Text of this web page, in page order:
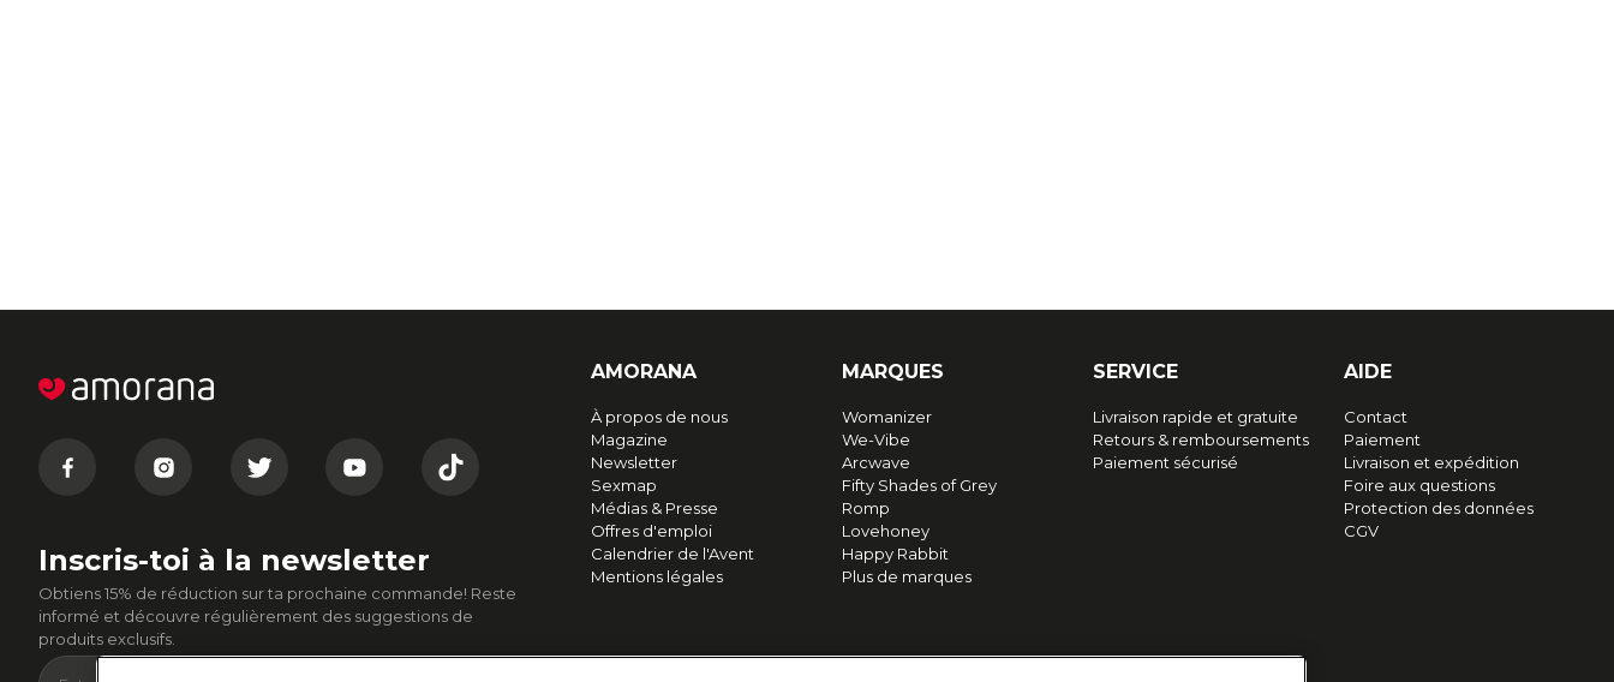
Inscris-toi à la newsletter
Obtiens 15% de réduction sur ta prochaine commande! Reste
informé et découvre régulièrement des suggestions de
produits exclusifs.
AMORANA
À propos de nous
Magazine
Newsletter
Sexmap
Médias & Presse
Offres d'emploi
Calendrier de l'Avent
Mentions légales
MARQUES
Womanizer
We-Vibe
Arcwave
Fifty Shades of Grey
Romp
Lovehoney
Happy Rabbit
Plus de marques
SERVICE
Livraison rapide et gratuite
Retours & remboursements
Paiement sécurisé
AIDE
Contact
Paiement
Livraison et expédition
Foire aux questions
Protection des données
CGV